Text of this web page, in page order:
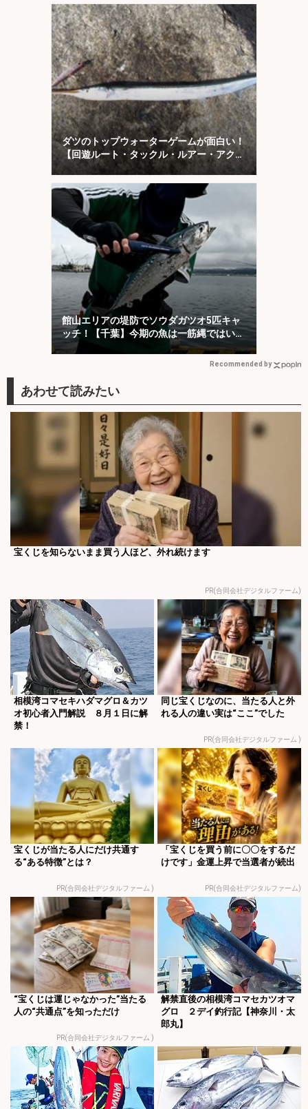
ダツのトップウォーターゲームが面白い！
【回遊ルート・タックル・ルアー・アクシ
ョンを解説】
館山エリアの堤防でソウダガツオ5匹キャ
ッチ！【千葉】今期の魚は一筋縄ではいか
ない？
Recommended by
宝くじを知らないまま買う人ほど、外れ続けます
PR(合同会社デジタルファーム)
相模湾コマセキハダマグロ＆カツ
オ初心者入門解説 ８月１日に解
禁！
同じ宝くじなのに、当たる人と外
れる人の違い実は“ここ”でした
PR(合同会社デジタルファーム )
宝くじが当たる人にだけ共通す
る“ある特徴”とは？
PR(合同会社デジタルファーム )
「宝くじを買う前に〇〇をするだ
けです」金運上昇で当選者が続出
PR(合同会社デジタルファーム)
“宝くじは運じゃなかった”当たる
人の“共通点”を知っただけ
PR(合同会社デジタルファーム )
解禁直後の相模湾コマセカツオマ
グロ ２デイ釣行記【神奈川・太
郎丸】